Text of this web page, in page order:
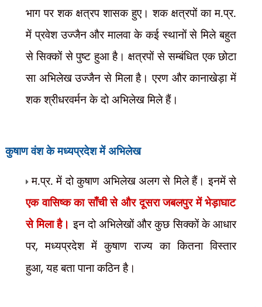
भाग पर शक क्षत्रप शासक हुए। शक क्षत्रपों का म.प्र.
में प्रवेश उज्जैन और मालवा के कई स्थानों से मिले बहुत
से सिक्कों से पुष्ट हुआ है। क्षत्रपों से सम्बंधित एक छोटा
सा अभिलेख उज्जैन से मिला है। एरण और कानाखेड़ा में
शक श्रीधरवर्मन के दो अभिलेख मिले हैं।
कुषाण वंश केमध्यप्रदेश में अभिलेख
म.प्र. में दो कुषाण अभिलेख अलग से मिले हैं। इनमें से
एक वासिष्क का साँची से और दूसरा जबलपुर मेंभेड़ाघाट
से मिला है। इन दो अभिलेखों और कुछ सिक्कों के आधार
पर,मध्यप्रदेश में कुषाण राज्य का कितना विस्तार
हुआ,यह बता पाना कठिन है।